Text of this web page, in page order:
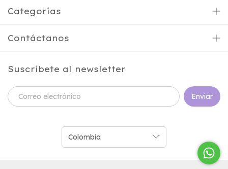
Categorías
Contáctanos
Suscríbete al newsletter